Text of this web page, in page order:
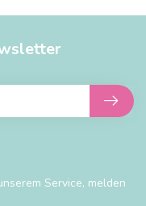
Service, melden